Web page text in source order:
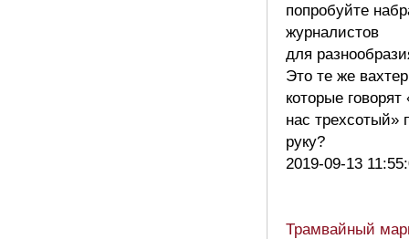
попробуйте
журналистов
для
Это те же
которые говорят
нас трехсотый»
руку?
2019-09-13
Трамвайный